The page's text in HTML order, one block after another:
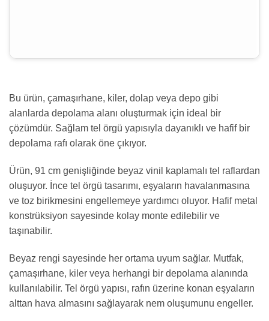
Bu ürün, çamaşırhane, kiler, dolap veya depo gibi
alanlarda depolama alanı oluşturmak için ideal bir
çözümdür. Sağlam tel örgü yapısıyla dayanıklı ve hafif bir
depolama rafı olarak öne çıkıyor.
Ürün, 91 cm genişliğinde beyaz vinil kaplamalı tel raflardan
oluşuyor. İnce tel örgü tasarımı, eşyaların havalanmasına
ve toz birikmesini engellemeye yardımcı oluyor. Hafif metal
konstrüksiyon sayesinde kolay monte edilebilir ve
taşınabilir.
Beyaz rengi sayesinde her ortama uyum sağlar. Mutfak,
çamaşırhane, kiler veya herhangi bir depolama alanında
kullanılabilir. Tel örgü yapısı, rafın üzerine konan eşyaların
alttan hava almasını sağlayarak nem oluşumunu engeller.